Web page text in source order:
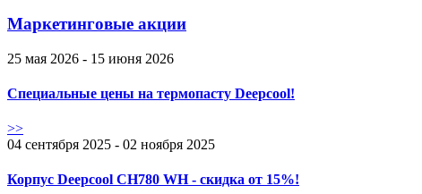
Маркетинговые акции
25 мая 2026 - 15 июня 2026
Специальные цены на термопасту Deepcool!
>>
04 сентября 2025 - 02 ноября 2025
Корпус Deepcool CH780 WH - скидка от 15%!